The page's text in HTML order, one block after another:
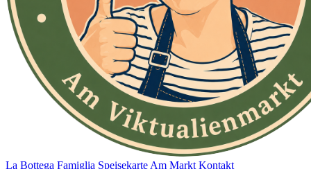
La Bottega Famiglia Speisekarte Am Markt Kontakt